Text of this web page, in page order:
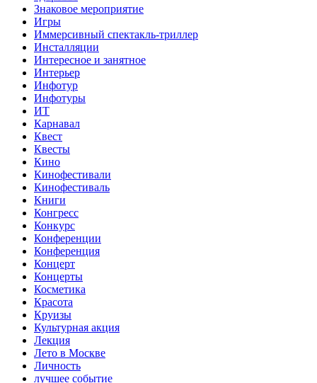
Знаковое мероприятие
Игры
Иммерсивный спектакль-триллер
Инсталляции
Интересное и занятное
Интерьер
Инфотур
Инфотуры
ИТ
Карнавал
Квест
Квесты
Кино
Кинофестивали
Кинофестиваль
Книги
Конгресс
Конкурс
Конференции
Конференция
Концерт
Концерты
Косметика
Красота
Круизы
Культурная акция
Лекция
Лето в Москве
Личность
лучшее событие